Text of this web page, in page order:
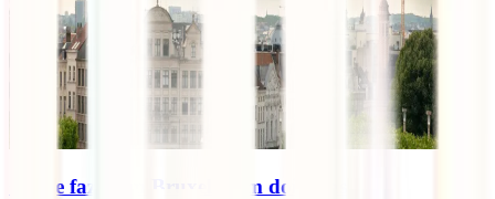
O que fazer em Bruxelas em dois dias